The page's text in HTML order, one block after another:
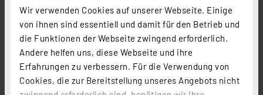
Wir verwenden Cookies auf unserer Webseite. Einige
von ihnen sind essentiell und damit für den Betrieb und
die Funktionen der Webseite zwingend erforderlich.
Andere helfen uns, diese Webseite und ihre
Erfahrungen zu verbessern. Für die Verwendung von
Cookies, die zur Bereitstellung unseres Angebots nicht
ELV-Track-GPS Applikationsmodul GPS-Tracker, ELV-
AM-GPS